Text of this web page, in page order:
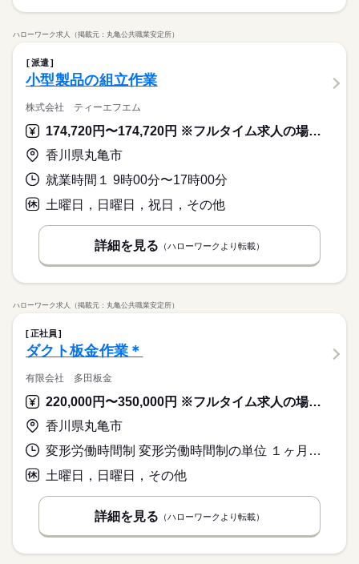
ハローワーク求人（掲載元：丸亀公共職業安定所）
派遣
小型製品の組立作業
株式会社 ティーエフエム
174,720円〜174,720円 ※フルタイム求人の場合は月額（換算額）、パート求人の場合は時間額を表示しています。
香川県丸亀市
就業時間１ 9時00分〜17時00分
土曜日，日曜日，祝日，その他
詳細を見る （ハローワークより転載）
ハローワーク求人（掲載元：丸亀公共職業安定所）
正社員
ダクト板金作業＊
有限会社 多田板金
220,000円〜350,000円 ※フルタイム求人の場合は月額（換算額）、パート求人の場合は時間額を表示しています。
香川県丸亀市
変形労働時間制 変形労働時間制の単位 １ヶ月単位 就業時間１ 8時00分〜17時00分
土曜日，日曜日，その他
詳細を見る （ハローワークより転載）